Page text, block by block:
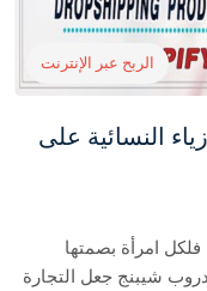
الربح عبر الإنترنت
النسائية على
امرأة بصمتها
شيبنج جعل التجارة